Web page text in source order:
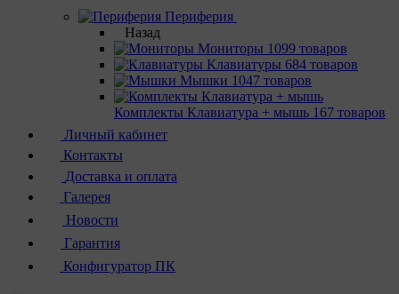
Периферия
Назад
Мониторы 1099 товаров
Клавиатуры 684 товаров
Мышки 1047 товаров
Комплекты Клавиатура + мышь 167 товаров
Личный кабинет
Контакты
Доставка и оплата
Галерея
Новости
Гарантия
Конфигуратор ПК